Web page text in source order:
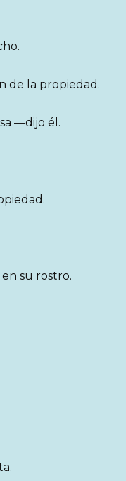
de la propiedad.
—dijo él.
su rostro.